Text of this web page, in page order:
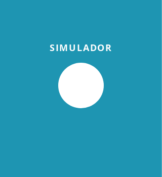
SIMULADOR